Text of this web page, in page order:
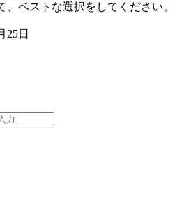
、ベストな選択をしてください。
25日